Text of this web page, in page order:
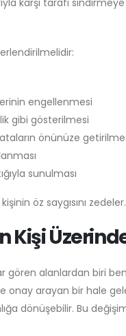
karşı tarafı
engellenmesi
gibi gösterilmesi
önünüze
sunulması
öz saygısını
Kişi
gören alanlardan biri
onay arayan bir hale
dönüşebilir. Bu